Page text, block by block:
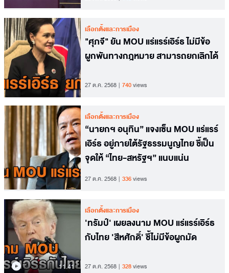
เลือกตั้งและการเมือง
"ศุภจี" ยัน MOU แร่แรร์เอิร์ธ ไม่มีข้อ
ผูกพันทางกฎหมาย สามารถยกเลิกได้
27 ต.ค. 2568 740views
เลือกตั้งและการเมือง
“นายกฯ อนุทิน” แจงเซ็น MOU แร่แรร์
เอิร์ธ อยู่ภายใต้รัฐธรรมนูญไทย ชี้เป็น
จุดให้ “ไทย-สหรัฐฯ” แนบแน่น
27 ต.ค. 2568 336views
11.41
เลือกตั้งและการเมือง
'ทรัมป์' เผยลงนาม MOU แร่แรร์เอิร์ธ
กับไทย 'สีหศักดิ์' ชี้ไม่มีข้อผูกมัด
27 ต.ค. 2568 328views